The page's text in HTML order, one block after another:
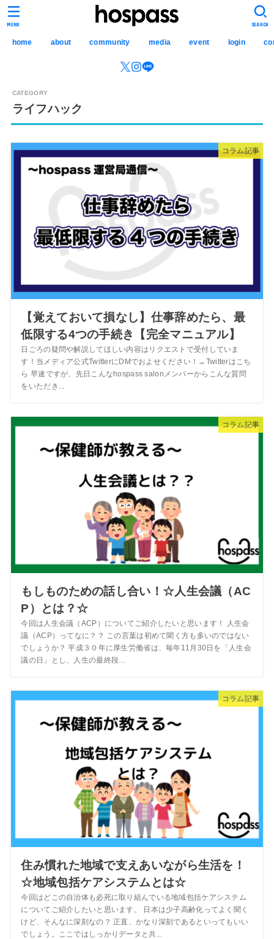
hospass media
home about community media event login
SEARCH
MENU
ライフハック
コラム記事
【覚えておいて損なし】仕事辞めたら、最
低限する4つの手続き【完全マニュアル】
日ごろの疑問や解説してほしい内容はリクエストで受付していま
す！当メディア公式TwitterにDMでおよせください！→Twitterはこち
ら 早速ですが、先日こんなhospass salonメンバーからこんな質問
をいただき...
コラム記事
もしものための話し合い！☆人生会議（AC
P）とは？☆
今回は人生会議（ACP）についてご紹介したいと思います！ 人生会
議（ACP）ってなに？？ この言葉は初めて聞く方も多いのではない
でしょうか？ 平成３０年に厚生労働省は、毎年11月30日を「人生会
議の日」とし、人生の最終段...
コラム記事
住み慣れた地域で支えあいながら生活を！
☆地域包括ケアシステムとは☆
今回はどこの自治体も必死に取り組んでいる地域包括ケアシステム
についてご紹介したいと思います。 日本は少子高齢化ってよく聞く
けど、そんなに深刻なの？ 正直、かなり深刻であるといってもいい
でしょう。ここではしっかりデータと共...